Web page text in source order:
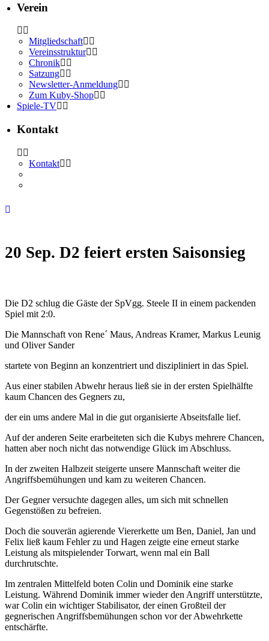
Verein
Mitgliedschaft
Vereinsstruktur
Chronik
Satzung
Newsletter-Anmeldung
Zum Kuby-Shop
Spiele-TV
Kontakt
Kontakt
20 Sep. D2 feiert ersten Saisonsieg
Die D2 schlug die Gäste der SpVgg. Steele II in einem packenden
Spiel mit 2:0.
Die Mannschaft von Rene´ Maus, Andreas Kramer, Markus Leunig
und Oliver Sander
startete von Beginn an konzentriert und diszipliniert in das Spiel.
Aus einer stabilen Abwehr heraus ließ sie in der ersten Spielhälfte
kaum Chancen des Gegners zu,
der ein ums andere Mal in die gut organisierte Abseitsfalle lief.
Auf der anderen Seite erarbeiteten sich die Kubys mehrere Chancen,
hatten aber noch nicht das notwendige Glück im Abschluss.
In der zweiten Halbzeit steigerte unsere Mannschaft weiter die
Angriffsbemühungen und kam zu weiteren Chancen.
Der Gegner versuchte dagegen alles, um sich mit schnellen
Gegenstößen zu befreien.
Doch die souverän agierende Viererkette um Ben, Daniel, Jan und
Felix ließ kaum Fehler zu und Hagen zeigte eine erneut starke
Leistung als mitspielender Torwart, wenn mal ein Ball
durchrutschte.
Im zentralen Mittelfeld boten Colin und Dominik eine starke
Leistung. Während Dominik immer wieder den Angriff unterstützte,
war Colin ein wichtiger Stabilisator, der einen Großteil der
gegnerischen Angriffsbemühungen schon vor der Abwehrkette
entschärfte.